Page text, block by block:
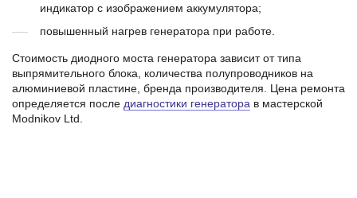
индикатор с изображением аккумулятора;
повышенный нагрев генератора при работе.
Стоимость диодного моста генератора зависит от типа
выпрямительного блока, количества полупроводников на
алюминиевой пластине, бренда производителя. Цена ремонта
определяется после диагностики генератора в мастерской
Modnikov Ltd.